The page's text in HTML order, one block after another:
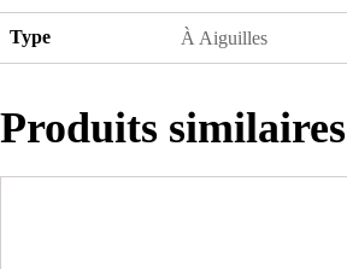
Type À Aiguilles
Produits similaires